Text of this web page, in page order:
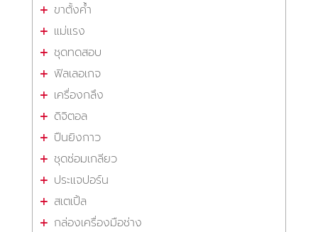
ขาตั้งค้ำ
แม่แรง
ชุดทดสอบ
ฟิลเลอเกจ
เครื่องกลึง
ดิจิตอล
ปืนยิงกาว
ชุดซ่อมเกลียว
ประแจปอร์น
สเตเปิ้ล
กล่องเครื่องมือช่าง